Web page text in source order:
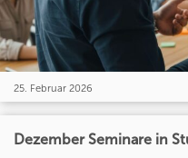
25. Februar 2026
Dezember Seminare in